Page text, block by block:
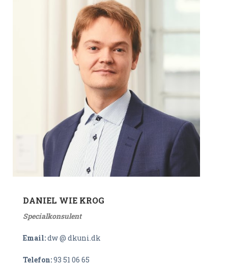
DANIEL WIE KROG
Specialkonsulent
Email:dw @ dkuni.dk
Telefon:93 51 06 65